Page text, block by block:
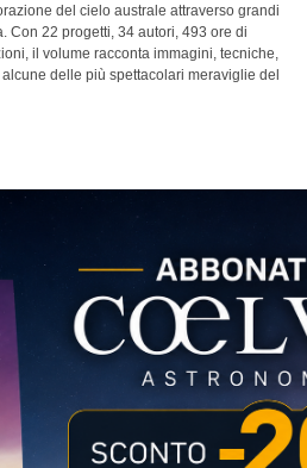
del cielo australe attraverso grandi
Con 22 progetti, 34 autori, 493 ore di
il volume racconta immagini, tecniche,
delle più spettacolari meraviglie del